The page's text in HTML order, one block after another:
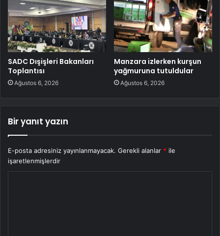
SADC Dışişleri Bakanları
Toplantısı
Ağustos 6, 2026
Manzara izlerken kurşun
yağmuruna tutuldular
Ağustos 6, 2026
Bir yanıt yazın
E-posta adresiniz yayınlanmayacak. Gerekli alanlar * ile
işaretlenmişlerdir